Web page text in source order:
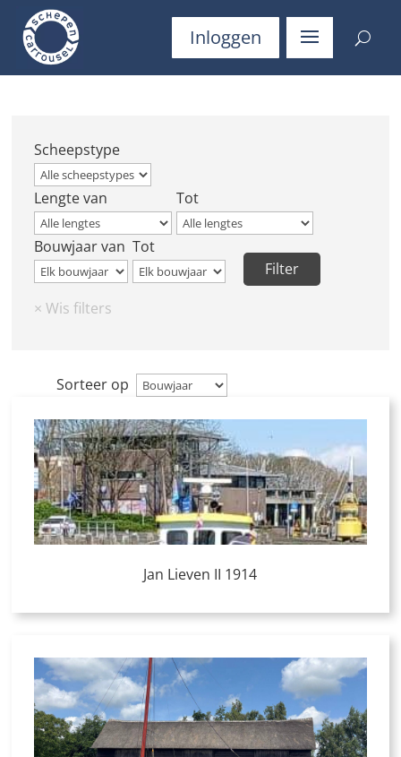
Inloggen
Scheepstype
Lengte van Tot
Bouwjaar van Tot
Sorteer op
Jan Lieven II 1914